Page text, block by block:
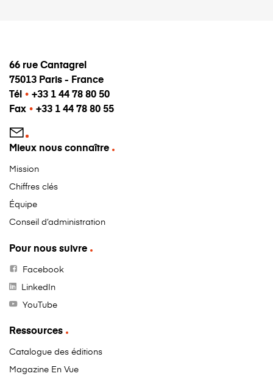
66 rue Cantagrel
75013 Paris - France
Tél • +33 1 44 78 80 50
Fax • +33 1 44 78 80 55
Mieux nous connaître
Mission
Chiffres clés
Équipe
Conseil d’administration
Pour nous suivre
Facebook
LinkedIn
YouTube
Ressources
Catalogue des éditions
Magazine En Vue